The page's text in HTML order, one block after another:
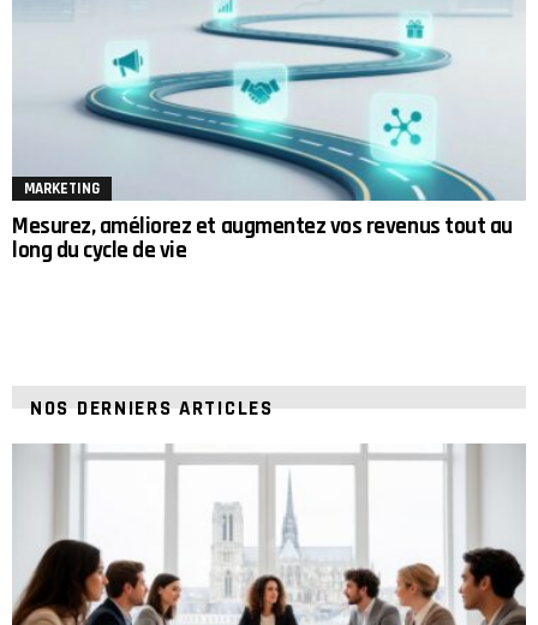
MARKETING
Mesurez, améliorez et augmentez vos revenus tout au
long du cycle de vie
NOS DERNIERS ARTICLES